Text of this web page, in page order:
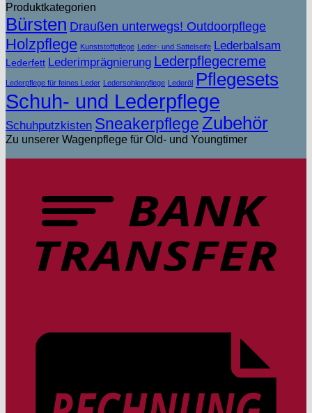
Produktkategorien
Bürsten Draußen unterwegs! Outdoorpflege
Holzpflege Kunststoffpflege Leder- und Sattelseife Lederbalsam
Lederfett Lederimprägnierung Lederpflegecreme
Lederpflege für feines Leder Ledersohlenpflege Lederöl Pflegesets
Schuh- und Lederpflege
Schuhputzkisten Sneakerpflege Zubehör
Zu unserer Wagenpflege für Old- und Youngtimer